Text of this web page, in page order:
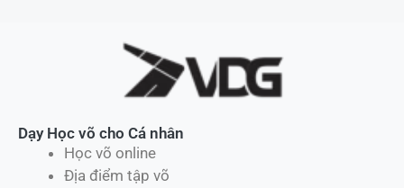
Dạy Học võ cho Cá nhân
Học võ online
Địa điểm tập võ